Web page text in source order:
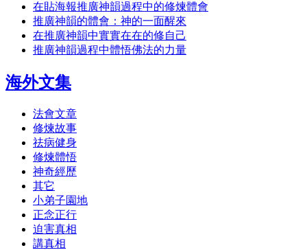
在貼海報推廣神韻過程中的修煉體會
推廣神韻的體會：神的一面醒來
在推廣神韻中實實在在的修自己
推廣神韻過程中體悟佛法的力量
海外文集
法會文章
修煉故事
祛病健身
修煉體悟
神奇經歷
其它
小弟子園地
正念正行
迫害真相
講真相